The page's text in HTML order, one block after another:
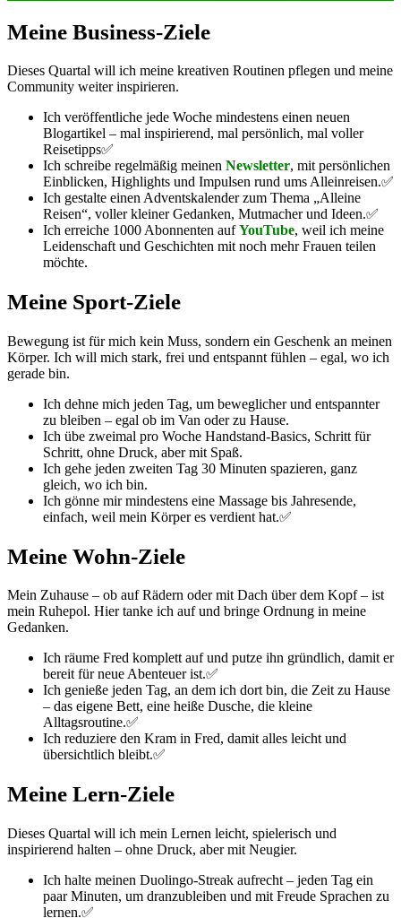
Meine Business-Ziele
Dieses Quartal will ich meine kreativen Routinen pflegen und meine
Community weiter inspirieren.
Ich veröffentliche jede Woche mindestens einen neuen
Blogartikel – mal inspirierend, mal persönlich, mal voller
Reisetipps✅
Ich schreibe regelmäßig meinen Newsletter, mit persönlichen
Einblicken, Highlights und Impulsen rund ums Alleinreisen.✅
Ich gestalte einen Adventskalender zum Thema „Alleine
Reisen“, voller kleiner Gedanken, Mutmacher und Ideen.✅
Ich erreiche 1000 Abonnenten aufYouTube, weil ich meine
Leidenschaft und Geschichten mit noch mehr Frauen teilen
möchte.
Meine Sport-Ziele
Bewegung ist für mich kein Muss, sondern ein Geschenk an meinen
Körper. Ich will mich stark, frei und entspannt fühlen – egal, wo ich
gerade bin.
Ich dehne mich jeden Tag, um beweglicher und entspannter
zu bleiben – egal ob im Van oder zu Hause.
Ich übe zweimal pro Woche Handstand-Basics, Schritt für
Schritt, ohne Druck, aber mit Spaß.
Ich gehe jeden zweiten Tag 30 Minuten spazieren, ganz
gleich, wo ich bin.
Ich gönne mir mindestens eine Massage bis Jahresende,
einfach, weil mein Körper es verdient hat.✅
Meine Wohn-Ziele
Mein Zuhause – ob auf Rädern oder mit Dach über dem Kopf – ist
mein Ruhepol. Hier tanke ich auf und bringe Ordnung in meine
Gedanken.
Ich räume Fred komplett auf und putze ihn gründlich, damit er
bereit für neue Abenteuer ist.✅
Ich genieße jeden Tag, an dem ich dort bin, die Zeit zu Hause
– das eigene Bett, eine heiße Dusche, die kleine
Alltagsroutine.✅
Ich reduziere den Kram in Fred, damit alles leicht und
übersichtlich bleibt.✅
Meine Lern-Ziele
Dieses Quartal will ich mein Lernen leicht, spielerisch und
inspirierend halten – ohne Druck, aber mit Neugier.
Ich halte meinen Duolingo-Streak aufrecht – jeden Tag ein
paar Minuten, um dranzubleiben und mit Freude Sprachen zu
lernen.✅